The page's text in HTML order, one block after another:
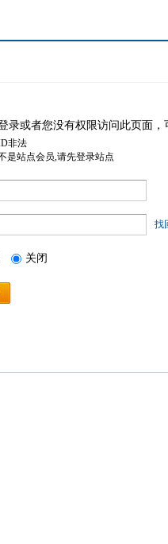
录或者您没有权限访问此页面
非法
是站点会员,请先登录站点
找
关闭